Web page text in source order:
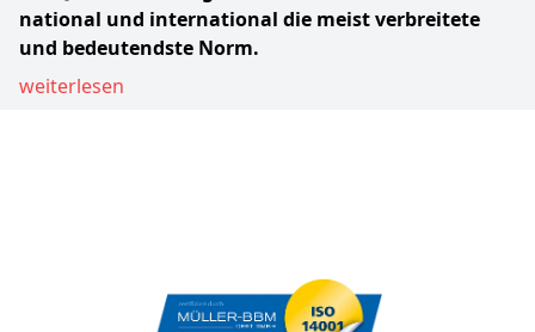
national und international die meist verbreitete
und bedeutendste Norm.
weiterlesen